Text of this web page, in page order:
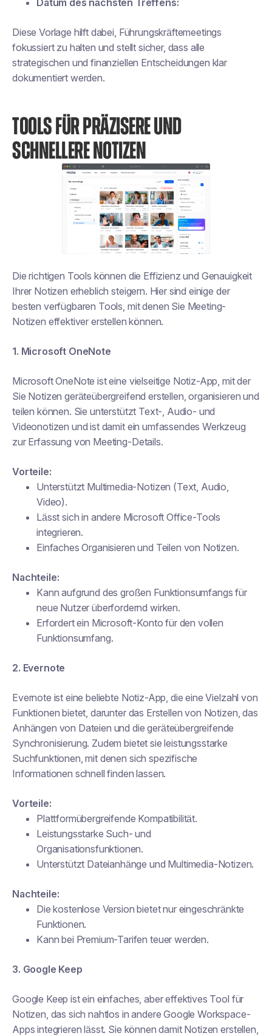
Datum des nächsten Treffens:
Diese Vorlage hilft dabei, Führungskräftemeetings
fokussiert zu halten und stellt sicher, dass alle
strategischen und finanziellen Entscheidungen klar
dokumentiert werden.
TOOLS FÜR PRÄZISERE UND
SCHNELLERE NOTIZEN
Die richtigen Tools können die Effizienz und Genauigkeit
Ihrer Notizen erheblich steigern. Hier sind einige der
besten verfügbaren Tools, mit denen Sie Meeting-
Notizen effektiver erstellen können.
1. Microsoft OneNote
Microsoft OneNote ist eine vielseitige Notiz-App, mit der
Sie Notizen geräteübergreifend erstellen, organisieren und
teilen können. Sie unterstützt Text-, Audio- und
Videonotizen und ist damit ein umfassendes Werkzeug
zur Erfassung von Meeting-Details.
Vorteile:
Unterstützt Multimedia-Notizen (Text, Audio,
Video).
Lässt sich in andere Microsoft Office-Tools
integrieren.
Einfaches Organisieren und Teilen von Notizen.
Nachteile:
Kann aufgrund des großen Funktionsumfangs für
neue Nutzer überfordernd wirken.
Erfordert ein Microsoft-Konto für den vollen
Funktionsumfang.
2. Evernote
Evernote ist eine beliebte Notiz-App, die eine Vielzahl von
Funktionen bietet, darunter das Erstellen von Notizen, das
Anhängen von Dateien und die geräteübergreifende
Synchronisierung. Zudem bietet sie leistungsstarke
Suchfunktionen, mit denen sich spezifische
Informationen schnell finden lassen.
Vorteile:
Plattformübergreifende Kompatibilität.
Leistungsstarke Such- und
Organisationsfunktionen.
Unterstützt Dateianhänge und Multimedia-Notizen.
Nachteile:
Die kostenlose Version bietet nur eingeschränkte
Funktionen.
Kann bei Premium-Tarifen teuer werden.
3. Google Keep
Google Keep ist ein einfaches, aber effektives Tool für
Notizen, das sich nahtlos in andere Google Workspace-
Apps integrieren lässt. Sie können damit Notizen erstellen,